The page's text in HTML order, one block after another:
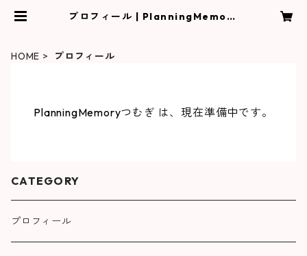
プロフィール | PlanningMemory
HOME プロフィール
PlanningMemoryつむぎ は、現在準備中です。
CATEGORY
プロフィール